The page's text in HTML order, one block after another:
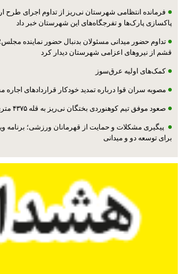
فرمانده انتظامی شهرستان نی‌ریز از تداوم اجرای طرح
پاکسازی پارک‌ها و تفرجگاه‌های این شهرستان خبر داد
تداوم حضور میدانی مسئولان بدنبال حضور نماینده مجلس؛
قشم از نیروهای اعزامی شهرستان دیدار کرد
کمک‌های اولیه عرق‌سوز
مصوبه سران قوا درباره تمدید خودکار قراردادهای اجاره
صعود موفق تیم کوهنوردی بختگان نی‌ریز به قله ۴۳۷۵ متری لاله‌زار کرمان
پیگیری مشکلات و حمایت از قهرمانان ورزشی؛ برنامه
برای توسعه دو و میدانی